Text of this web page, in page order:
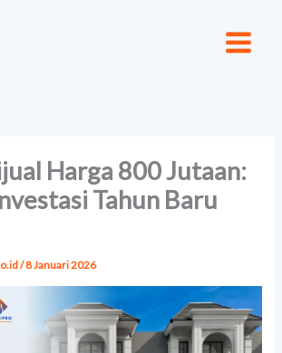
Harga 800 Jutaan:
Tahun Baru
/8 Januari 2026